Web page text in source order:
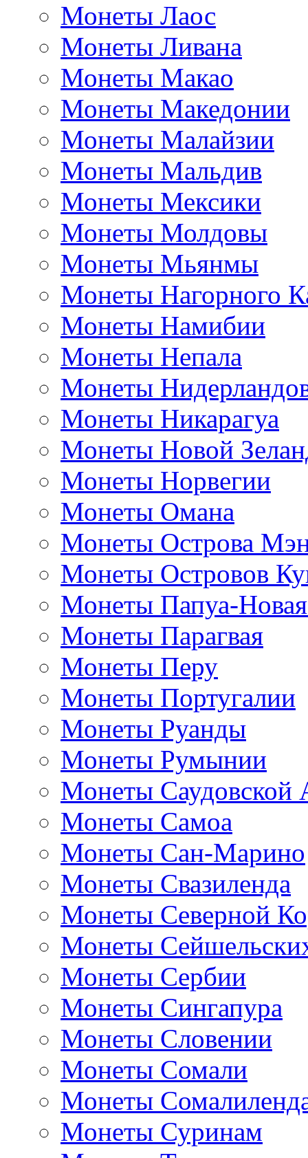
Монеты Лаос
Монеты Ливана
Монеты Макао
Монеты Македонии
Монеты Малайзии
Монеты Мальдив
Монеты Мексики
Монеты Молдовы
Монеты Мьянмы
Монеты Нагорного
Монеты Намибии
Монеты Непала
Монеты
Монеты Никарагуа
Монеты Новой
Монеты Норвегии
Монеты Омана
Монеты Острова
Монеты Островов
Монеты Папуа-
Монеты Парагвая
Монеты Перу
Монеты Португалии
Монеты Руанды
Монеты Румынии
Монеты Саудовской
Монеты Самоа
Монеты Сан-Марино
Монеты Свазиленда
Монеты Северной
Монеты
Монеты Сербии
Монеты Сингапура
Монеты Словении
Монеты Сомали
Монеты
Монеты Суринам